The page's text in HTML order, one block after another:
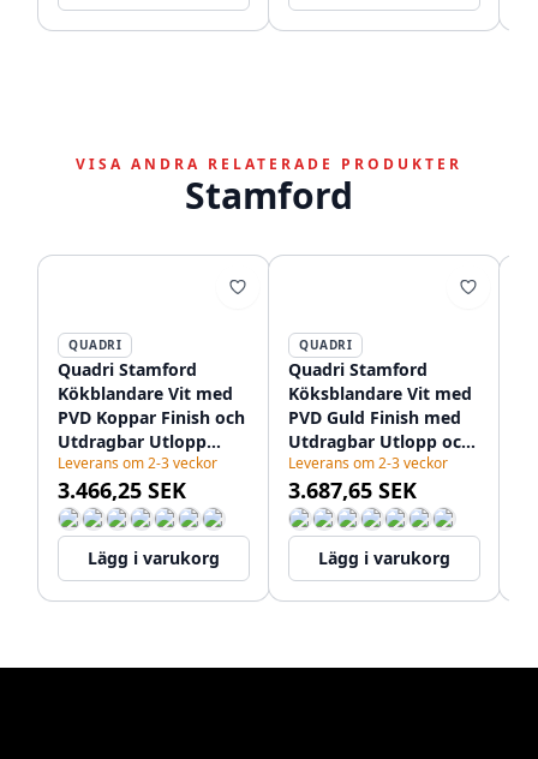
VISA ANDRA RELATERADE PRODUKTER
Stamford
QUADRI
Quadri Stamford
Kökblandare Vit med
PVD Koppar Finish och
Utdragbar Utlopp
1208967687
Leverans om 2-3 veckor
3.466,25 SEK
Lägg i varukorg
QUADRI
Quadri Stamford
Köksblandare Vit med
PVD Guld Finish med
Utdragbar Utlopp och
Sprayfunktion
1208967690
Leverans om 2-3 veckor
3.687,65 SEK
Lägg i varukorg